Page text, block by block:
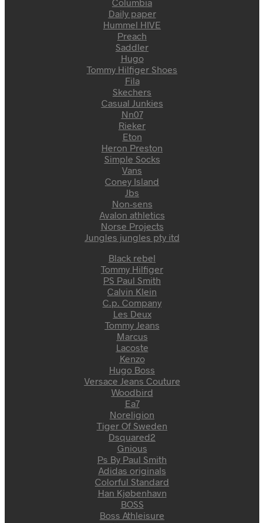
Daily paper
Hummel HIVE
Preach
Saddler
Hugo
Tommy Hilfiger Shoes
Fila
Skechers
Casual Junkies
Nn07
Rieker
Eton
Heron Preston
Simple Socks
Vans
Coney Island
Jbs
Non-sens
Avalon athletics
Norse Projects
Jungles jungles pty itd
Black rebel
Tommy Hilfiger
PS Paul Smith
Calvin Klein
C.p. Company
Les Deux
Tommy Jeans
Marcus
Lacoste
Kenzo
Hugo Boss
Versace Jeans Couture
Woodbird
Ea7
Noreligion
Tiger Of Sweden
Dsquared2
Gnious
Ps By Paul Smith
Adidas originals
Colorful Standard
Han Kjøbenhavn
BOSS
Boss Athleisure